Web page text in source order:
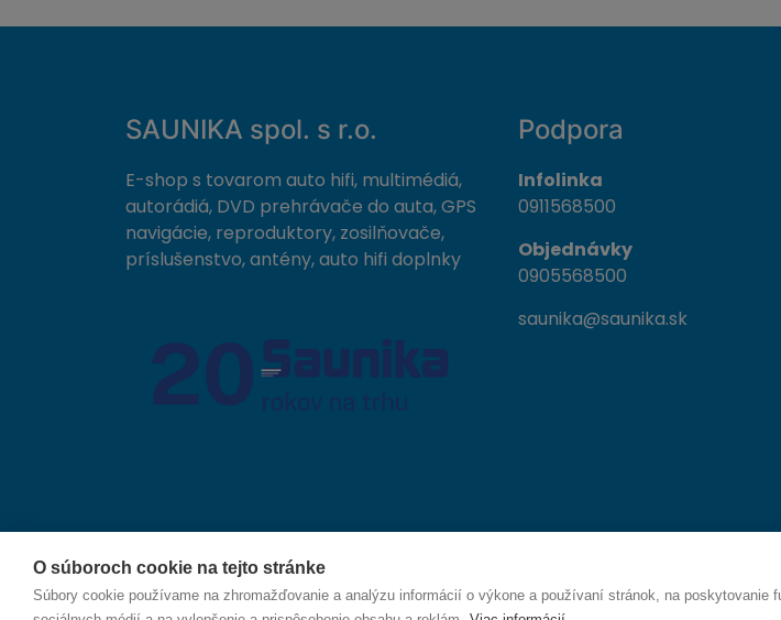
O súboroch cookie na tejto stránke
Súbory cookie používame na zhromažďovanie a analýzu informácií o výkone a používaní stránok, na poskytovanie
SAUNIKA spol. s r.o.
E-shop s tovarom auto hifi, multimédiá,
autorádiá, DVD prehrávače do auta, GPS
navigácie, reproduktory, zosilňovače,
príslušenstvo, antény, auto hifi doplnky
Podpora
Infolinka
0911568500
Objednávky
0905568500
saunika@saunika.sk
© 2026 SAUNIKA spol. s r.o. Zlatovská 1783, 911 05 Trenčín